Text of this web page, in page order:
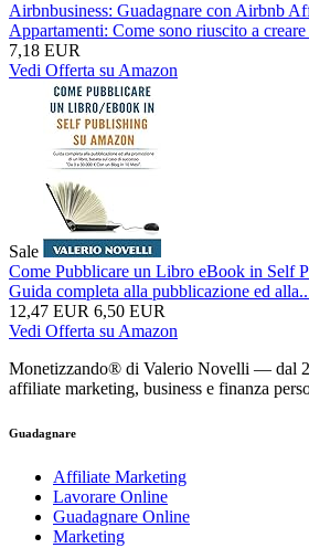
Airbnbusiness: Guadagnare con Airbnb
Appartamenti: Come sono riuscito a creare
7,18 EUR
Vedi Offerta su Amazon
Sale
Come Pubblicare un Libro eBook in Self
Guida completa alla pubblicazione ed
12,47 EUR 6,50 EUR
Vedi Offerta su Amazon
Monetizzando® di Valerio Novelli — dal
affiliate marketing, business e finanza
Guadagnare
Affiliate Marketing
Lavorare Online
Guadagnare Online
Marketing